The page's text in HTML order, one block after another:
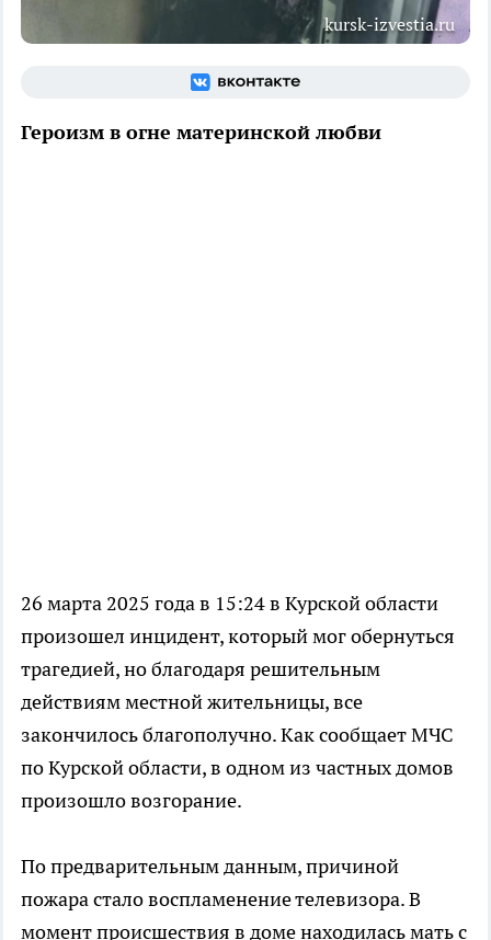
kursk-izvestia.ru
Героизм в огне материнской любви
26 марта 2025 года в 15:24 в Курской области
произошел инцидент, который мог обернуться
трагедией, но благодаря решительным
действиям местной жительницы, все
закончилось благополучно. Как сообщает МЧС
по Курской области, в одном из частных домов
произошло возгорание.
По предварительным данным, причиной
пожара стало воспламенение телевизора. В
момент происшествия в доме находилась мать с